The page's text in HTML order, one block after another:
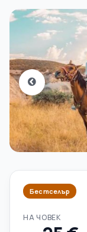
Бестселър
НА ЧОВЕК